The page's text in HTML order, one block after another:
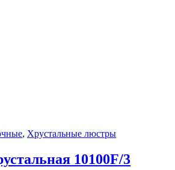
, Хрустальные люстры
10100F/3